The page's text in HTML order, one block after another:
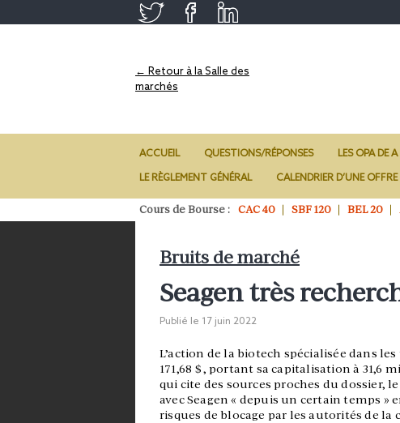
← Retour à la Salle des
marchés
ACCUEIL QUESTIONS/RÉPONSES LES OPA DE
LE RÈGLEMENT GÉNÉRAL CALENDRIER D’UNE OFFRE
Cours de Bourse : CAC 40 SBF 120 BEL 20
Bruits de marché
Seagen très
Publié le 17 juin 2022
L’action de la biotech spécialisée dans
171,68 $, portant sa capitalisation à 31,6
qui cite des sources proches du dossier,
avec Seagen « depuis un certain temps »
risques de blocage par les autorités de